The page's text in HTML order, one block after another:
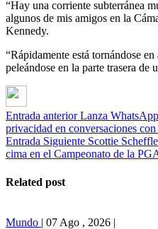
“Hay una corriente subterránea
algunos de mis amigos en la
Kennedy.
“Rápidamente está tornándose
peleándose en la parte trasera de
Entrada anterior Lanza
privacidad en conversaciones
Entrada Siguiente Scottie
cima en el Campeonato de la
Related post
Mundo | 07 Ago , 2026 |